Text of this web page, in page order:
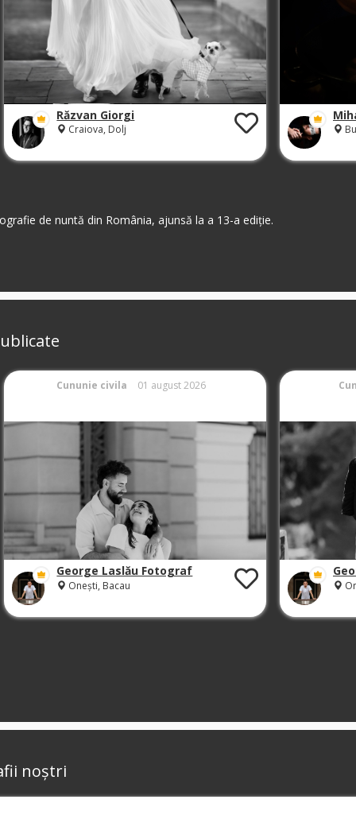
Răzvan Giorgi
Craiova, Dolj
de nuntă din România, ajunsă la a 13-a ediție.
Cununie civila 01 august 2026
George Laslău Fotograf
Onești, Bacau
noștri